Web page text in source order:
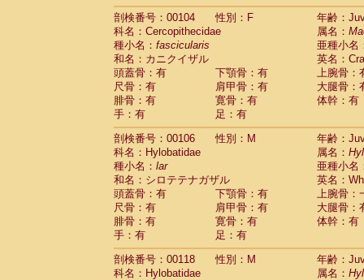
剖検番号：00104
性別：F
年齢：
科名：Cercopithecidae
属名：
種小名： fascicularis
亜種小名
和名：カニクイザル
英名：
頭蓋骨：有
下顎骨：有
上腕骨：
尺骨：有
肩甲骨：有
大腿骨：
腓骨：有
寛骨：有
体幹：有
手：有
足：有
剖検番号：00106
性別：M
年齢：
科名：Hylobatidae
属名：
種小名： lar
亜種小名
和名：シロテテナガザル
英名：
頭蓋骨：有
下顎骨：有
上腕骨：
尺骨：有
肩甲骨：有
大腿骨：
腓骨：有
寛骨：有
体幹：有
手：有
足：有
剖検番号：00118
性別：M
年齢：
科名：Hylobatidae
属名：